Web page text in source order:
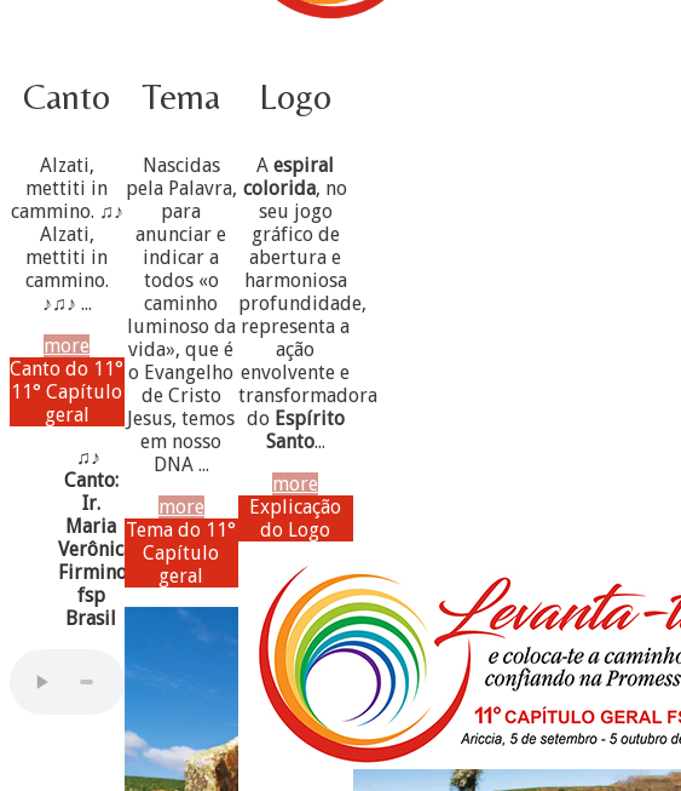
Canto
Alzati,
mettiti in
cammino. ♫♪
Alzati,
mettiti in
cammino.
♪♫♪ ...
more
Canto do 11°
11° Capítulo
geral
♫♪
Canto:
Ir.
Maria
Verônica
Firmino,
fsp
Brasil
Tema
Nascidas
pela Palavra,
para
anunciar e
indicar a
todos «o
caminho
luminoso da
vida», que é
o Evangelho
de Cristo
Jesus, temos
em nosso
DNA ...
more
Tema do 11°
Capítulo
geral
Logo
Aespiral
colorida, no
seu jogo
gráfico de
abertura e
harmoniosa
profundidade,
representa a
ação
envolvente e
transformadora
do Espírito
Santo...
more
Explicação
do Logo